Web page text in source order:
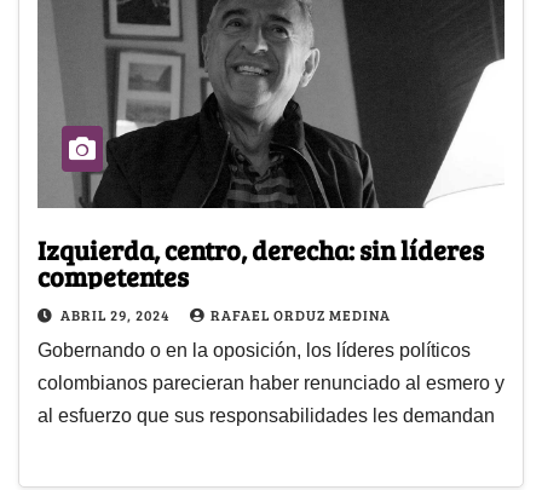
Izquierda, centro, derecha: sin líderes
competentes
ABRIL 29, 2024 RAFAEL ORDUZ MEDINA
Gobernando o en la oposición, los líderes políticos
colombianos parecieran haber renunciado al esmero y
al esfuerzo que sus responsabilidades les demandan